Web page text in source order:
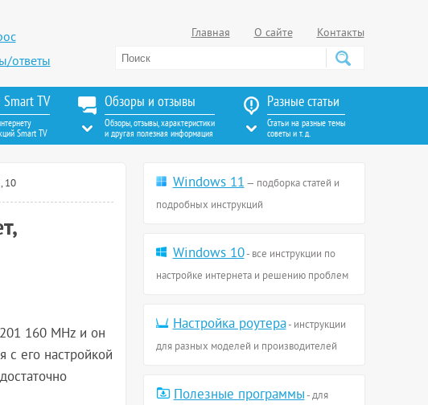
Smart TV
Smart TV
Обзоры и отзывы
Обзоры, отзывы, характеристики
и другая полезная информация
Разные статьи
Статьи на разные темы
советы и т. д.
ответы
Главная О сайте Контакты
10
160 MHz и он
с его настройкой
Windows 11 — подборка статей и
подробных инструкций
Windows 10- все инструкции по
настройке интернета и решению проблем
Настройка роутера- инструкции
для разных моделей и производителей
Полезные программы- для